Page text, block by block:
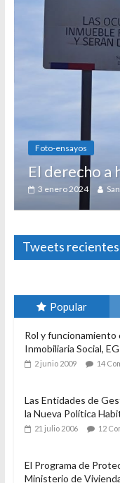
Foto-ensayos
El derecho a
3 enero 2024
Tweets recientes
Popular
Rol y
Inmobiliaria Social,
2 junio 2009 14
Las Entidades de
la Nueva Política
21 julio 2006 12
El Programa de
Ministerio de